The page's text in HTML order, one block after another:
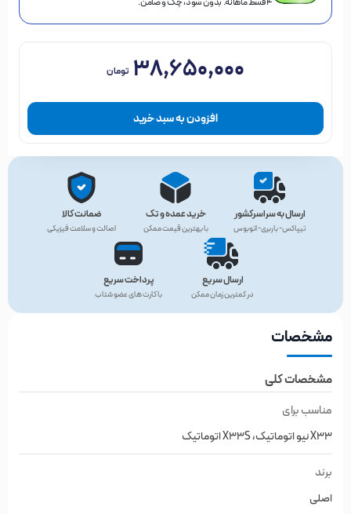
۳۸,۶۵۰,۰۰۰ تومان
افزودن به سبد خرید
ارسال به سراسرکشور
تیپاکس- باربری- اتوبوس
خرید عمده و تک
با بهترین قیمت ممکن
ضمانت کالا
اصالت و سلامت فیزیکی
ارسال سریع
در کمترین زمان ممکن
پرداخت سریع
با کارت های عضو شتاب
مشخصات
مشخصات کلی
مناسب برای
X33 نیو اتوماتیک، X33S اتوماتیک
برند
اصلی